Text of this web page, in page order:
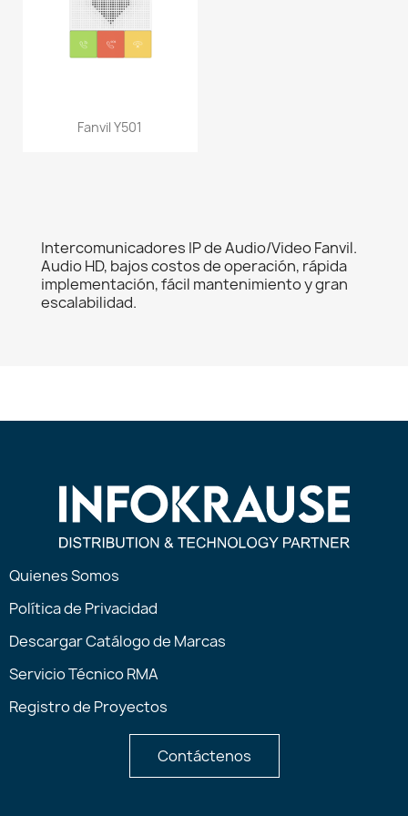
Fanvil Y501
Intercomunicadores IP de Audio/Video Fanvil.
Audio HD, bajos costos de operación, rápida
implementación, fácil mantenimiento y gran
escalabilidad.
Quienes Somos
Política de Privacidad
Descargar Catálogo de Marcas
Servicio Técnico RMA
Registro de Proyectos
Contáctenos